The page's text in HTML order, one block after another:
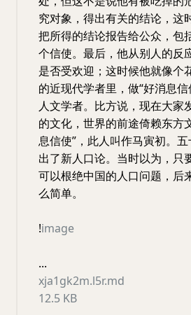
究对象，得出有关的结论，这
把所得的结论报告给公众，包
个信使。最后，他从别人的反
是否受欢迎；这时候他就像个
的近现代学者里，做“好消息
人文学者。比方说，现在大家
的文化，世界的前途倚赖东方
息信使”，此人叫作马寅初。
出了新人口论。当时以为，只
可以根绝中国的人口问题，后
么简单。
!image
...
xja1gk2m.l5r.md
12.5 KB